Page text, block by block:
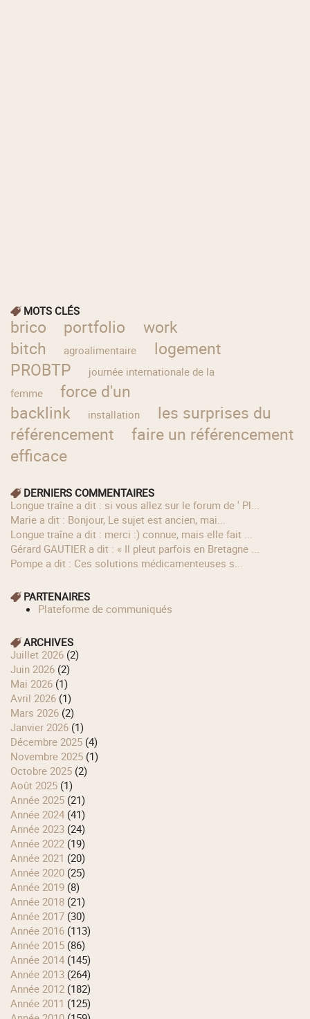
MOTS CLÉS
brico portfolio
work
bitch
agroalimentaire
logement
PROBTP
journée internationale de la
femme
force d'un
backlink
installation
les surprises du
référencement
faire un référencement
efficace
DERNIERS COMMENTAIRES
longue traîne a dit : si vous allez sur le forum de ' Pl...
Marie a dit : Bonjour, Le sujet est ancien, mai...
longue traîne a dit : merci :) connue, mais elle fait ...
Gérard GAUTIER a dit : « Il pleut parfois en Bretagne ...
Pompe a dit : Ces solutions médicamenteuses s...
PARTENAIRES
Plateforme de communiqués
ARCHIVES
juillet 2026 (2)
juin 2026 (2)
mai 2026 (1)
avril 2026 (1)
mars 2026 (2)
janvier 2026 (1)
décembre 2025 (4)
novembre 2025 (1)
octobre 2025 (2)
août 2025 (1)
année 2025 (21)
année 2024 (41)
année 2023 (24)
année 2022 (19)
année 2021 (20)
année 2020 (25)
année 2019 (8)
année 2018 (21)
année 2017 (30)
année 2016 (113)
année 2015 (86)
année 2014 (145)
année 2013 (264)
année 2012 (182)
année 2011 (125)